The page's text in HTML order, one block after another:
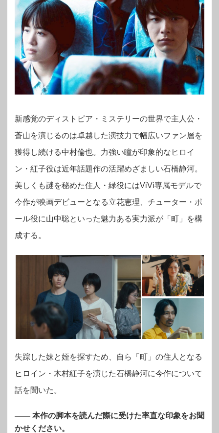
新感覚のディストピア・ミステリーの世界で主人公・
蒼山を演じるのは卓越した演技力で幅広いファン層を
獲得し続ける中村倫也。力強い瞳が印象的なヒロイ
ン・紅子役は近年話題作の活躍めざましい石橋静河。
美しくも謎を秘めた住人・緑役にはViVi専属モデルで
今作が映画デビューとなる立花恵理、チューター・ポ
ール役に山中聡といった魅力ある実力派が「町」を構
成する。
失踪した妹と姪を探すため、自ら「町」の住人となる
ヒロイン・木村紅子を演じた石橋静河に今作について
話を聞いた。
—— 本作の脚本を読んだ際に受けた率直な印象をお聞
かせください。